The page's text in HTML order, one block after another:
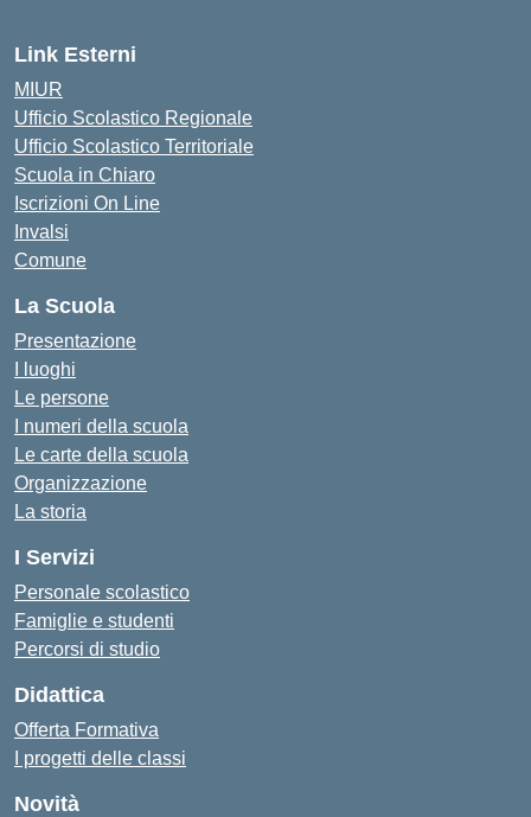
Link Esterni
MIUR
Ufficio Scolastico Regionale
Ufficio Scolastico Territoriale
Scuola in Chiaro
Iscrizioni On Line
Invalsi
Comune
La Scuola
Presentazione
I luoghi
Le persone
I numeri della scuola
Le carte della scuola
Organizzazione
La storia
I Servizi
Personale scolastico
Famiglie e studenti
Percorsi di studio
Didattica
Offerta Formativa
I progetti delle classi
Novità